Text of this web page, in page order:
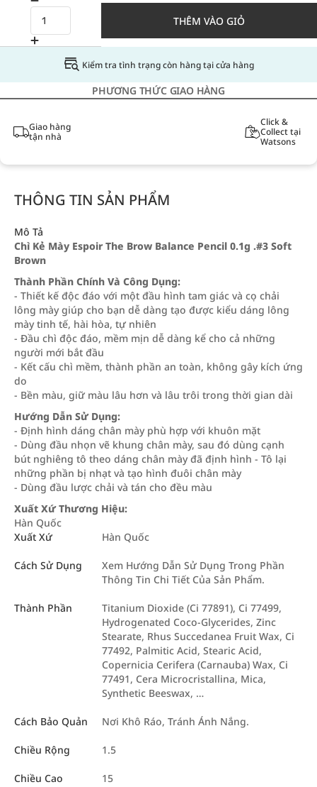
THÊM VÀO GIỎ
Kiểm tra tình trạng còn hàng tại cửa hàng
PHƯƠNG THỨC GIAO HÀNG
Giao hàng
tận nhà
Click &
Collect tại
Watsons
THÔNG TIN SẢN PHẨM
Mô Tả
Chì Kẻ Mày Espoir The Brow Balance Pencil 0.1g .#3 Soft
Brown
Thành Phần Chính Và Công Dụng:
- Thiết kế độc đáo với một đầu hình tam giác và cọ chải
lông mày giúp cho bạn dễ dàng tạo được kiểu dáng lông
mày tinh tế, hài hòa, tự nhiên
- Đầu chì độc đáo, mềm mịn dễ dàng kể cho cả những
người mới bắt đầu
- Kết cấu chì mềm, thành phần an toàn, không gây kích ứng
do
- Bền màu, giữ màu lâu hơn và lâu trôi trong thời gian dài
Hướng Dẫn Sử Dụng:
- Định hình dáng chân mày phù hợp với khuôn mặt
- Dùng đầu nhọn vẽ khung chân mày, sau đó dùng cạnh
bút nghiêng tô theo dáng chân mày đã định hình - Tô lại
những phần bị nhạt và tạo hình đuôi chân mày
- Dùng đầu lược chải và tán cho đều màu
Xuất Xứ Thương Hiệu:
Hàn Quốc
Xuất Xứ
Hàn Quốc
Cách Sử Dụng
Xem Hướng Dẫn Sử Dụng Trong Phần
Thông Tin Chi Tiết Của Sản Phẩm.
Thành Phần
Titanium Dioxide (Ci 77891), Ci 77499,
Hydrogenated Coco-Glycerides, Zinc
Stearate, Rhus Succedanea Fruit Wax, Ci
77492, Palmitic Acid, Stearic Acid,
Copernicia Cerifera (Carnauba) Wax, Ci
77491, Cera Microcristallina, Mica,
Synthetic Beeswax, …
Cách Bảo Quản Nơi Khô Ráo, Tránh Ánh Nắng.
Chiều Rộng 1.5
Chiều Cao 15